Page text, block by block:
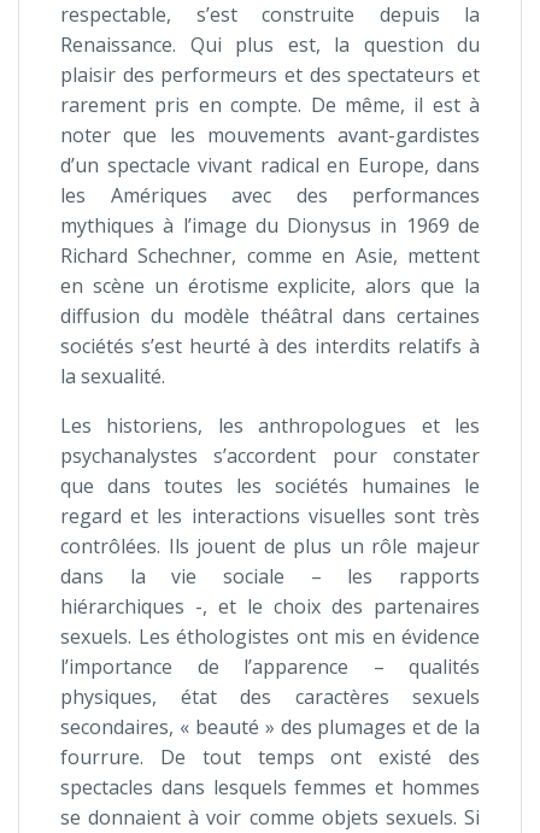
respectable, s’est construite depuis la
Renaissance. Qui plus est, la question du
plaisir des performeurs et des spectateurs et
rarement pris en compte. De même, il est à
noter que les mouvements avant-gardistes
d’un spectacle vivant radical en Europe, dans
les Amériques avec des performances
mythiques à l’image du Dionysus in 1969 de
Richard Schechner, comme en Asie, mettent
en scène un érotisme explicite, alors que la
diffusion du modèle théâtral dans certaines
sociétés s’est heurté à des interdits relatifs à
la sexualité.
Les historiens, les anthropologues et les
psychanalystes s’accordent pour constater
que dans toutes les sociétés humaines le
regard et les interactions visuelles sont très
contrôlées. Ils jouent de plus un rôle majeur
dans la vie sociale – les rapports
hiérarchiques -, et le choix des partenaires
sexuels. Les éthologistes ont mis en évidence
l’importance de l’apparence – qualités
physiques, état des caractères sexuels
secondaires, « beauté » des plumages et de la
fourrure. De tout temps ont existé des
spectacles dans lesquels femmes et hommes
se donnaient à voir comme objets sexuels. Si